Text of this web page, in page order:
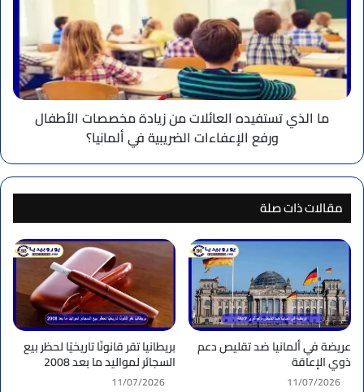
العائلات
من
زيادة
مخصصات
الأطفال
ورفع
الإعفاءات
ألمانيا؟
ما الذي تستفيده العائلات من زيادة مخصصات الأطفال
ورفع الإعفاءات الضريبية في ألمانيا؟
مقالات ذات صلة
عريضة في ألمانيا ضد تقليص دعم
ذوي الإعاقة
11/07/2026
بريطانيا تقر قانونًا تاريخيًا لحظر بيع
السجائر لمواليد ما بعد 2008
11/07/2026